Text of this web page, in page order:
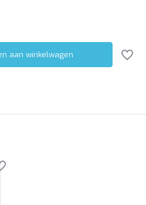
aan winkelwagen